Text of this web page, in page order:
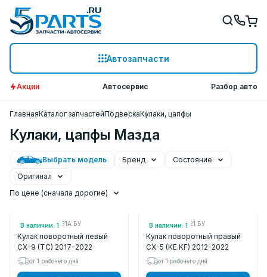
Автозапчасти
Акции Автосервис Разбор авто
ГлавнаяКаталог запчастейПодвескаКулаки, цапфы
Кулаки, цапфы Мазда
Выбрать модель Бренд
Состояние
Оригинал
По цене (сначала дорогие)
В наличии: 1
Арт.: TN3933031A БУ
Кулак поворотный левый
CX-9 (TC) 2017-2022
от 1 рабочего дня
В наличии: 1
Арт.: KD3533021 БУ
Кулак поворотный правый
CX-5 (KE.KF) 2012-2022
от 1 рабочего дня